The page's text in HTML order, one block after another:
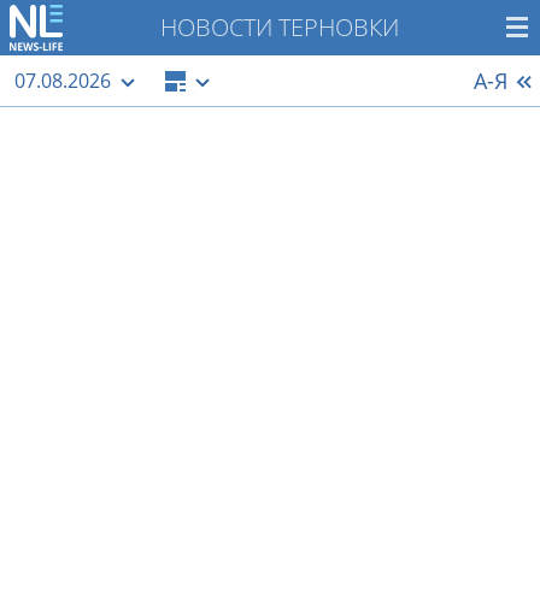
НОВОСТИ ТЕРНОВКИ
07.08.2026 А-Я